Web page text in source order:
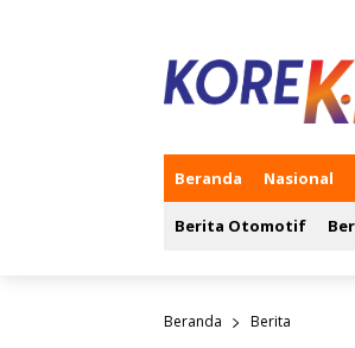
Beranda Nasional
Berita Otomotif
Beranda Berita